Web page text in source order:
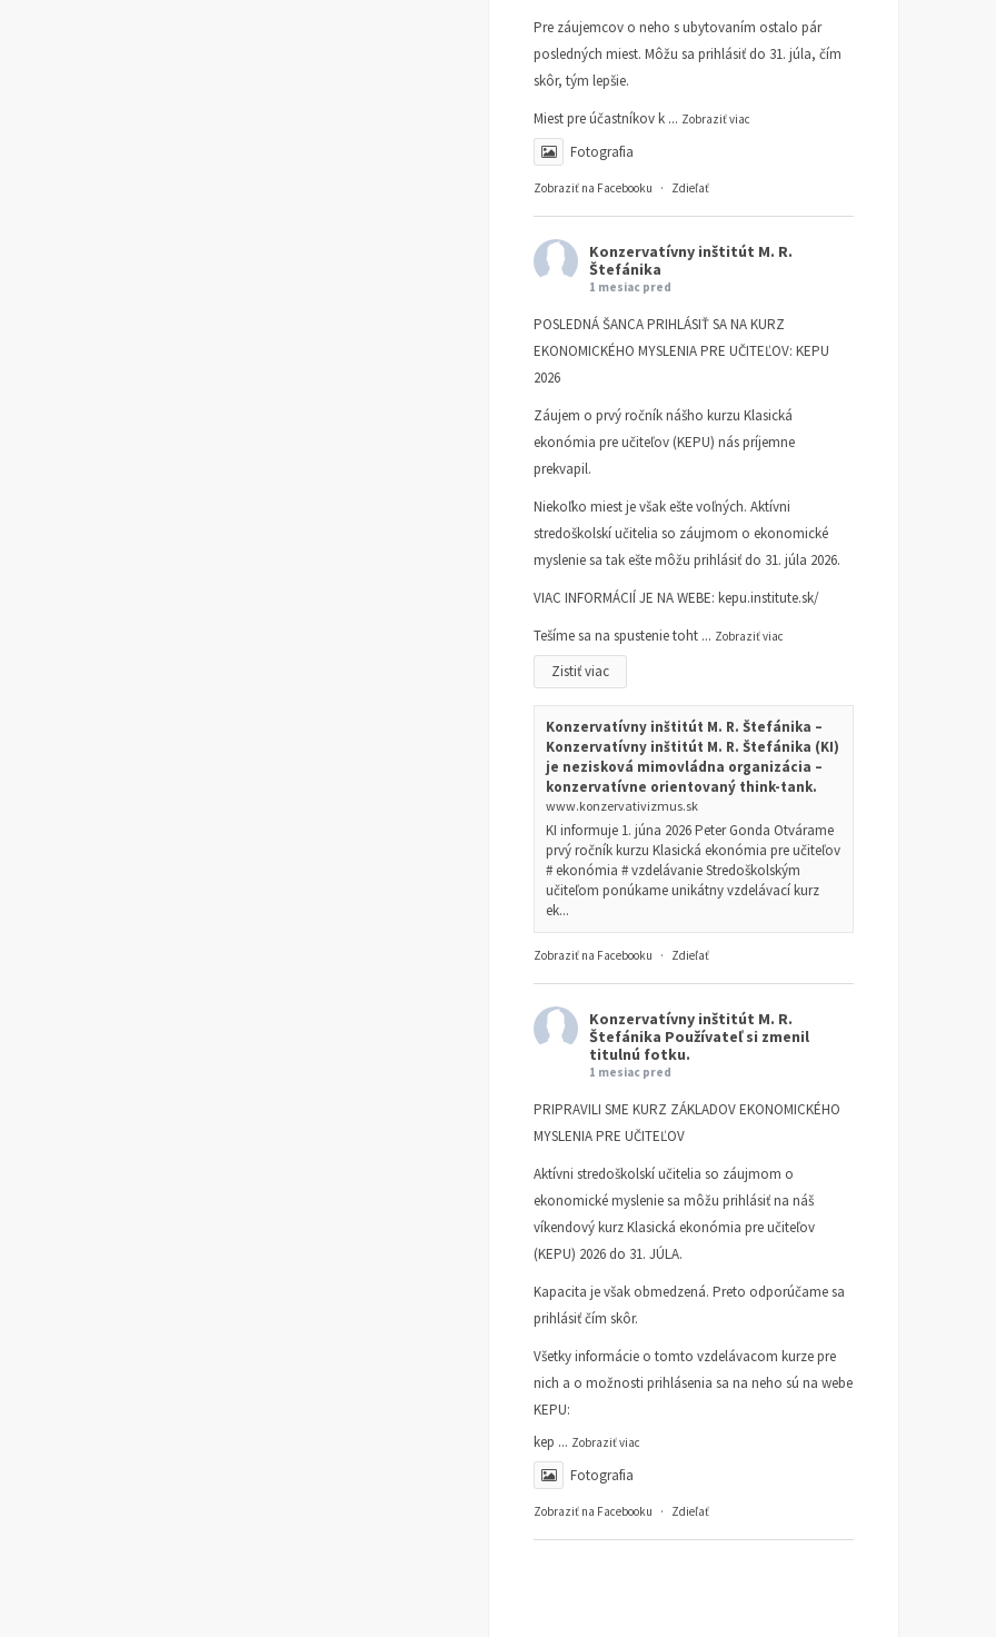
Pre záujemcov o neho s ubytovaním ostalo pár
posledných miest. Môžu sa prihlásiť do 31. júla, čím
skôr, tým lepšie.
Miest pre účastníkov k ... Zobraziť viac
Fotografia
Zobraziť na Facebooku · Zdieľať
Konzervatívny inštitút M. R.
Štefánika
1 mesiac pred
POSLEDNÁ ŠANCA PRIHLÁSIŤ SA NA KURZ
EKONOMICKÉHO MYSLENIA PRE UČITEĽOV: KEPU
2026
Záujem o prvý ročník nášho kurzu Klasická
ekonómia pre učiteľov (KEPU) nás príjemne
prekvapil.
Niekoľko miest je však ešte voľných. Aktívni
stredoškolskí učitelia so záujmom o ekonomické
myslenie sa tak ešte môžu prihlásiť do 31. júla 2026.
VIAC INFORMÁCIÍ JE NA WEBE: kepu.institute.sk/
Tešíme sa na spustenie toht ... Zobraziť viac
Zistiť viac
Konzervatívny inštitút M. R. Štefánika –
Konzervatívny inštitút M. R. Štefánika (KI)
je nezisková mimovládna organizácia –
konzervatívne orientovaný think-tank.
www.konzervativizmus.sk
KI informuje 1. júna 2026 Peter Gonda Otvárame
prvý ročník kurzu Klasická ekonómia pre učiteľov
# ekonómia # vzdelávanie Stredoškolským
učiteľom ponúkame unikátny vzdelávací kurz
ek...
Zobraziť na Facebooku · Zdieľať
Konzervatívny inštitút M. R.
Štefánika Používateľ si zmenil
titulnú fotku.
1 mesiac pred
PRIPRAVILI SME KURZ ZÁKLADOV EKONOMICKÉHO
MYSLENIA PRE UČITEĽOV
Aktívni stredoškolskí učitelia so záujmom o
ekonomické myslenie sa môžu prihlásiť na náš
víkendový kurz Klasická ekonómia pre učiteľov
(KEPU) 2026 do 31. JÚLA.
Kapacita je však obmedzená. Preto odporúčame sa
prihlásiť čím skôr.
Všetky informácie o tomto vzdelávacom kurze pre
nich a o možnosti prihlásenia sa na neho sú na webe
KEPU:
kep ... Zobraziť viac
Fotografia
Zobraziť na Facebooku · Zdieľať